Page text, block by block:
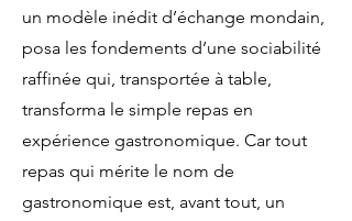
un modèle inédit d’échange mondain,
posa les fondements d’une sociabilité
raffinée qui, transportée à table,
transforma le simple repas en
expérience gastronomique. Car tout
repas qui mérite le nom de
gastronomique est, avant tout, un